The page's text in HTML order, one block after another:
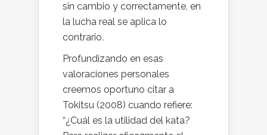
sin cambio y correctamente, en
la lucha real se aplica lo
contrario.
Profundizando en esas
valoraciones personales
creemos oportuno citar a
Tokitsu (2008) cuando refiere:
“¿Cuál es la utilidad del kata?